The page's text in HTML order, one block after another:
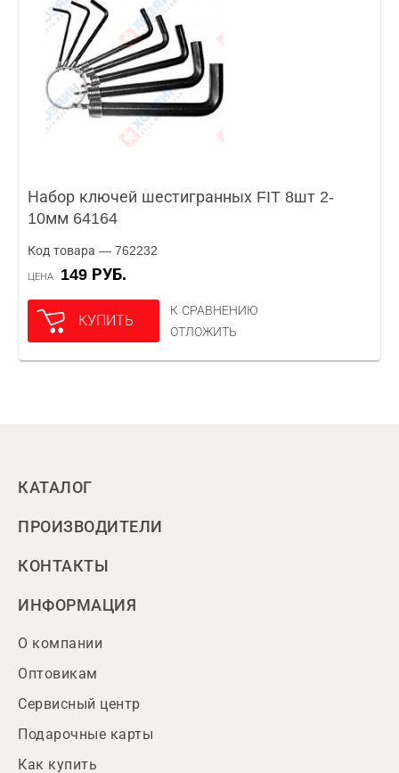
Набор ключей шестигранных FIT 8шт 2-
10мм 64164
Код товара — 762232
ЦЕНА 149 РУБ.
КУПИТЬ
К СРАВНЕНИЮ
ОТЛОЖИТЬ
КАТАЛОГ
ПРОИЗВОДИТЕЛИ
КОНТАКТЫ
ИНФОРМАЦИЯ
О компании
Оптовикам
Сервисный центр
Подарочные карты
Как купить